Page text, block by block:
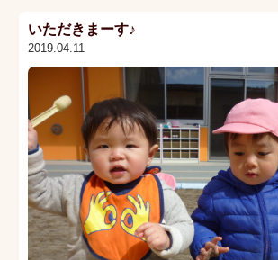
いただきまーす♪
2019.04.11